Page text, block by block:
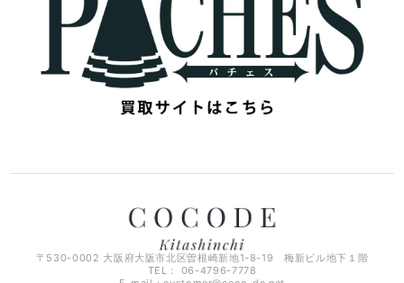
〒530-0002 大阪府大阪市北区曽根崎新地1-8-19 梅新ビル地下１階
TEL： 06-4796-7778